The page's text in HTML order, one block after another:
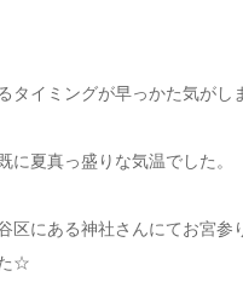
タイミングが早っかた気がし
に夏真っ盛りな気温でした。
区にある神社さんにてお宮参
☆